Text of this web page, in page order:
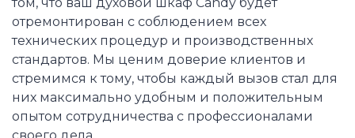
отремонтирован с соблюдением всех
технических процедур и производственных
стандартов. Мы ценим доверие клиентов и
стремимся к тому, чтобы каждый вызов стал для
них максимально удобным и положительным
опытом сотрудничества с профессионалами